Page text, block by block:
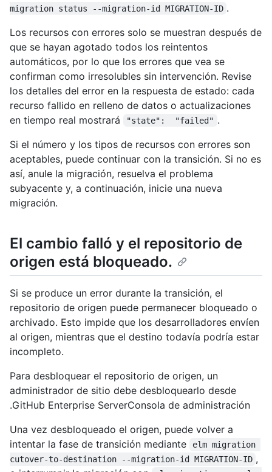
migration status --migration-id MIGRATION-ID .
Los recursos con errores solo se muestran después de
que se hayan agotado todos los reintentos
automáticos, por lo que los errores que vea se
confirman como irresolubles sin intervención. Revise
los detalles del error en la respuesta de estado: cada
recurso fallido en relleno de datos o actualizaciones
en tiempo real mostrará
"state":  "failed" .
Si el número y los tipos de recursos con errores son
aceptables, puede continuar con la transición. Si no es
así, anule la migración, resuelva el problema
subyacente y, a continuación, inicie una nueva
migración.
El cambio falló y el repositorio de
origen está bloqueado.
Si se produce un error durante la transición, el
repositorio de origen puede permanecer bloqueado o
archivado. Esto impide que los desarrolladores envíen
al origen, mientras que el destino todavía podría estar
incompleto.
Para desbloquear el repositorio de origen, un
administrador de sitio debe desbloquearlo desde
.GitHub Enterprise ServerConsola de administración
Una vez desbloqueado el origen, puede volver a
intentar la fase de transición mediante
elm migration
cutover-to-destination --migration-id MIGRATION-ID ,